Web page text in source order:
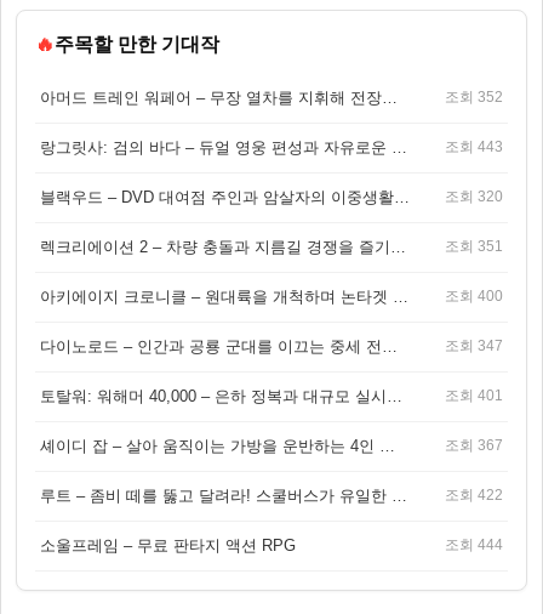
🔥주목할 만한 기대작
조회 352
조회 443
조회 320
조회 351
조회 400
조회 347
조회 401
조회 367
조회 422
소울프레임 – 무료 판타지 액션 RPG 조회 444